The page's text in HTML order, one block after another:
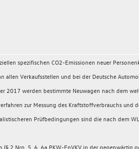
spezifischen CO2-Emissionen neuer
Verkaufsstellen und bei der Deutsche
werden bestimmte Neuwagen nach dem
zur Messung des Kraftstoffverbrauchs
Prüfbedingungen sind die nach dem
2 Nrn. 5, 6, 6a PKW-EnVKV in der